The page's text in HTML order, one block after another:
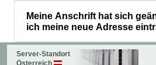
Meine Anschrift hat sich
ich meine neue Adresse
Server-Standort
Österreich